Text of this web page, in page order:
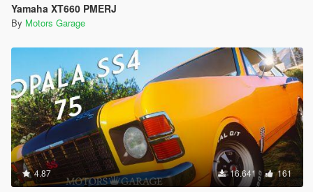
Yamaha XT660 PMERJ
By Motors Garage
4.87 16.641 161